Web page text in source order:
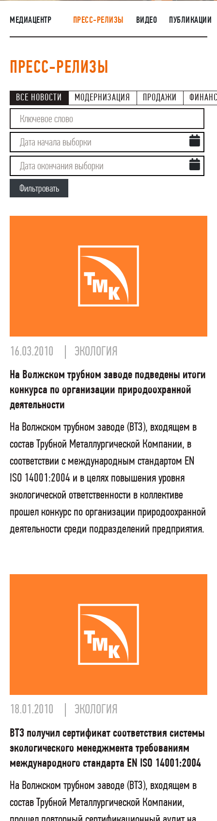
НАШИ ЛЮДИ
ОКРУЖАЮЩАЯ СРЕДА
ЗАКУПКИ
МЕДИАЦЕНТР ПРЕСС-РЕЛИЗЫ ВИДЕО ПУБЛИКАЦИИ
ПРЕСС-РЕЛИЗЫ
ВСЕ НОВОСТИ МОДЕРНИЗАЦИЯ ПРОДАЖИ
Фильтровать
16.03.2010 ЭКОЛОГИЯ
На Волжском трубном заводе подведены итоги
конкурса по организации природоохранной
деятельности
На Волжском трубном заводе (ВТЗ), входящем в
состав Трубной Металлургической Компании, в
соответствии с международным стандартом EN
ISO 14001:2004 и в целях повышения уровня
экологической ответственности в коллективе
прошел конкурс по организации природоохранной
деятельности среди подразделений предприятия.
18.01.2010 ЭКОЛОГИЯ
ВТЗ получил сертификат соответствия системы
экологического менеджмента требованиям
международного стандарта EN ISO 14001:2004
На Волжском трубном заводе (ВТЗ), входящем в
состав Трубной Металлургической Компании,